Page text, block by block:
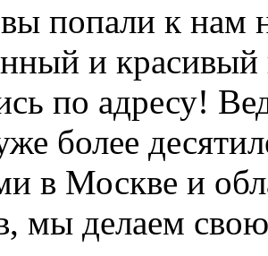
попали к нам
и
по адресу!
более
в Москве и
мы делаем